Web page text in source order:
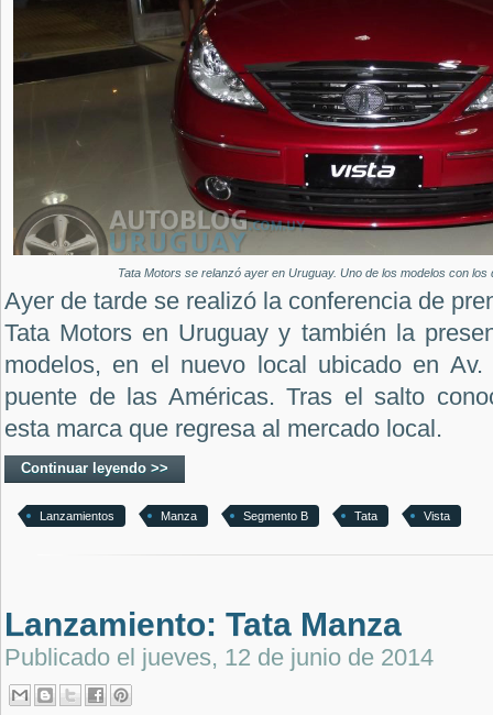
Tata Motors se relanzó ayer en Uruguay. Uno de los modelos con los
Ayer de tarde se realizó la conferencia de
Tata Motors en Uruguay y también la
modelos, en el nuevo local ubicado en Av.
puente de las Américas. Tras el salto
esta marca que regresa al mercado local.
Continuar leyendo >>
Lanzamientos Manza Segmento B Tata Vista
Lanzamiento: Tata Manza
Publicado el jueves, 12 de junio de 2014